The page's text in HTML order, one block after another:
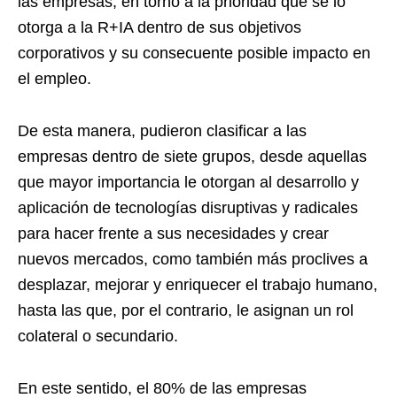
otorga a la R+IA dentro de sus objetivos
corporativos y su consecuente posible impacto en
el empleo.
De esta manera, pudieron clasificar a las
empresas dentro de siete grupos, desde aquellas
que mayor importancia le otorgan al desarrollo y
aplicación de tecnologías disruptivas y radicales
para hacer frente a sus necesidades y crear
nuevos mercados, como también más proclives a
desplazar, mejorar y enriquecer el trabajo humano,
hasta las que, por el contrario, le asignan un rol
colateral o secundario.
En este sentido, el 80% de las empresas